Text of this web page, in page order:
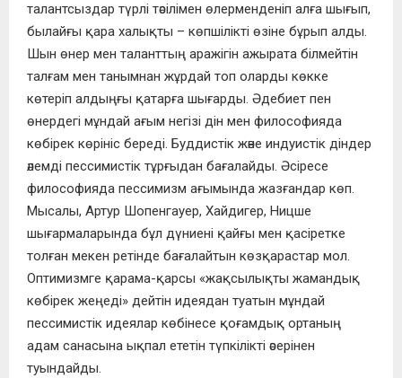
талантсыздар түрлі тәсілімен өлерменденіп алға шығып,
былайғы қара халықты – көпшілікті өзіне бұрып алды.
Шын өнер мен таланттың аражігін ажырата білмейтін
талғам мен танымнан жұрдай топ оларды көкке
көтеріп алдыңғы қатарға шығарды. Әдебиет пен
өнердегі мұндай ағым негізі дін мен философияда
көбірек көрініс береді. Буддистік және индуистік діндер
әлемді пессимистік тұрғыдан бағалайды. Әсіресе
философияда пессимизм ағымында жазғандар көп.
Мысалы, Артур Шопенгауер, Хайдигер, Ницше
шығармаларында бұл дүниені қайғы мен қасіретке
толған мекен ретінде бағалайтын көзқарастар мол.
Оптимизмге қарама-қарсы «жақсылықты жамандық
көбірек жеңеді» дейтін идеядан туатын мұндай
пессимистік идеялар көбінесе қоғамдық ортаның
адам санасына ықпал ететін түпкілікті әсерінен
туындайды.